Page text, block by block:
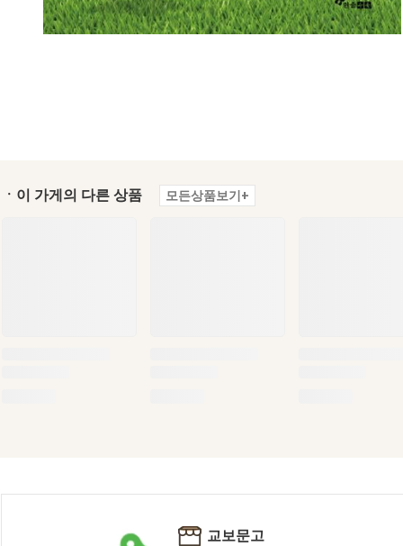
ㆍ이 가게의 다른 상품 모든상품보기+
교보문고